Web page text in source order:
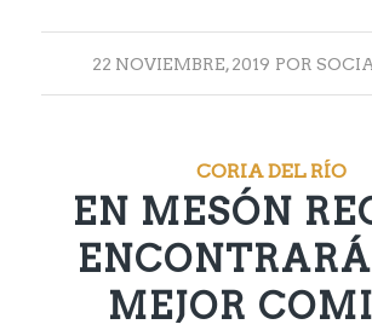
22 NOVIEMBRE, 2019 POR
CORIA DEL RÍO
EN MESÓN
MEJOR